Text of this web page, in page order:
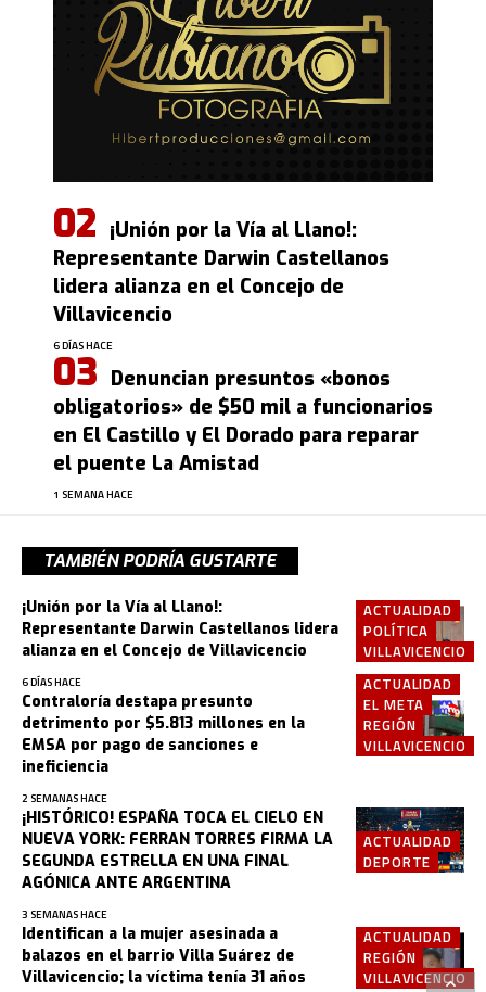
¡Unión por la Vía al Llano!:
Representante Darwin Castellanos
lidera alianza en el Concejo de
Villavicencio
6 DÍAS HACE
Denuncian presuntos «bonos
obligatorios» de $50 mil a funcionarios
en El Castillo y El Dorado para reparar
el puente La Amistad
1 SEMANA HACE
TAMBIÉN PODRÍA GUSTARTE
ACTUALIDAD
POLÍTICA
VILLAVICENCIO
¡Unión por la Vía al Llano!:
Representante Darwin Castellanos lidera
alianza en el Concejo de Villavicencio
6 DÍAS HACE
ACTUALIDAD
EL META
REGIÓN
VILLAVICENCIO
Contraloría destapa presunto
detrimento por $5.813 millones en la
EMSA por pago de sanciones e
ineficiencia
2 SEMANAS HACE
ACTUALIDAD
DEPORTE
¡HISTÓRICO! ESPAÑA TOCA EL CIELO EN
NUEVA YORK: FERRAN TORRES FIRMA LA
SEGUNDA ESTRELLA EN UNA FINAL
AGÓNICA ANTE ARGENTINA
3 SEMANAS HACE
ACTUALIDAD
REGIÓN
VILLAVICENCIO
Identifican a la mujer asesinada a
balazos en el barrio Villa Suárez de
Villavicencio; la víctima tenía 31 años